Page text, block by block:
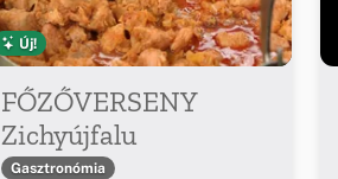
Új!
FŐZŐVERSENY
Zichyújfalu
Gasztronómia